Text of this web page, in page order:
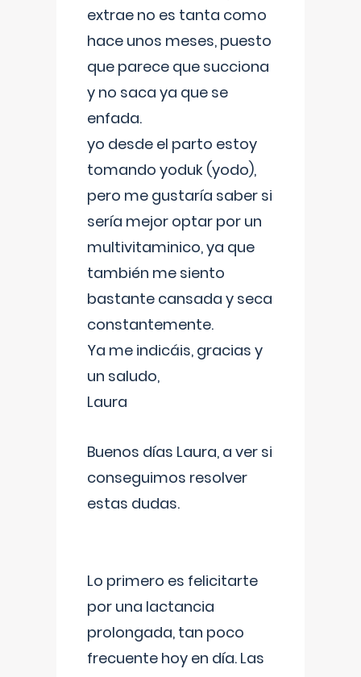
extrae no es tanta como
hace unos meses, puesto
que parece que succiona
y no saca ya que se
enfada.
yo desde el parto estoy
tomando yoduk (yodo),
pero me gustaría saber si
sería mejor optar por un
multivitaminico, ya que
también me siento
bastante cansada y seca
constantemente.
Ya me indicáis, gracias y
un saludo,
Laura
Buenos días Laura, a ver si
conseguimos resolver
estas dudas.
Lo primero es felicitarte
por una lactancia
prolongada, tan poco
frecuente hoy en día. Las